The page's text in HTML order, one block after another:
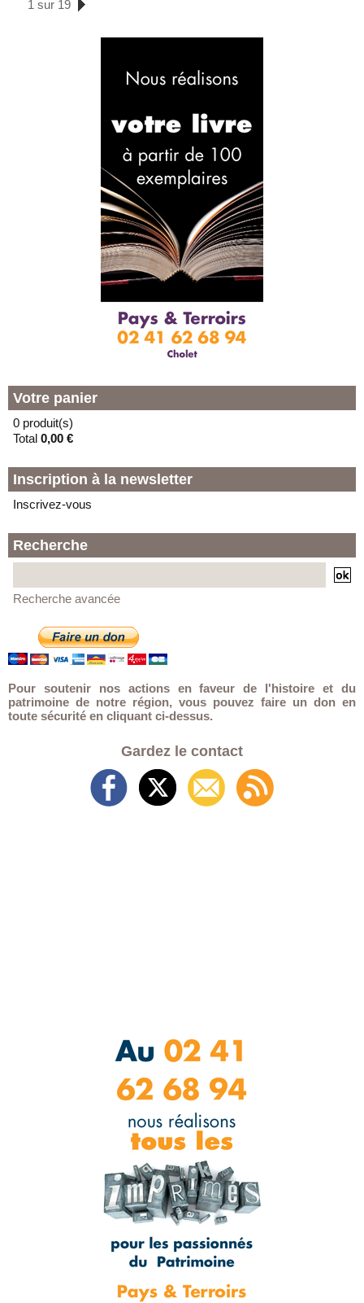
1 sur 19
Votre panier
0 produit(s)
Total 0,00 €
Inscription à la newsletter
Inscrivez-vous
Recherche
Recherche avancée
Pour soutenir nos actions en faveur de l'histoire et du
patrimoine de notre région, vous pouvez faire un don en
toute sécurité en cliquant ci-dessus.
Gardez le contact